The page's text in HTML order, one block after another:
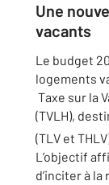
Une
vacants
Le budget
logements
Taxe sur la
(TVLH),
(TLV et
L’objectif
d’inciter à